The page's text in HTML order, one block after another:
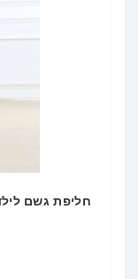
חליפת גשם